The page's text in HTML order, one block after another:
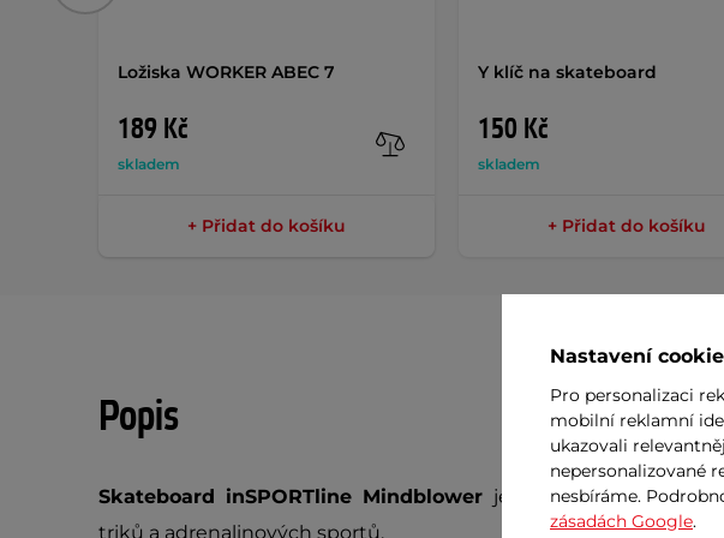
Ložiska WORKER ABEC 7
189 Kč
skladem
+ Přidat do košíku
Y klíč na skateboard
150 Kč
skladem
+ Přidat do košíku
Popis
Skateboard inSPORTline Mindblower je skvělou volbou pro
triků a adrenalinových sportů.
Nastavení
Pro personalizaci
mobilní reklamní
ukazovali
nepersonalizované
nesbíráme.
zásadách Google.